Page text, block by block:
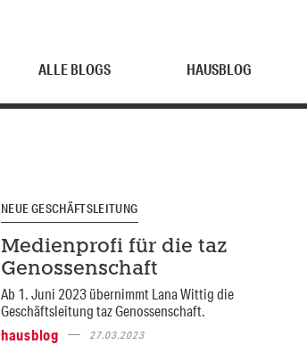
ALLE BLOGS HAUSBLOG
NEUE GESCHÄFTSLEITUNG
Medienprofi für die taz
Genossenschaft
Ab 1. Juni 2023 übernimmt Lana Wittig die
Geschäftsleitung taz Genossenschaft.
hausblog
27.03.2023